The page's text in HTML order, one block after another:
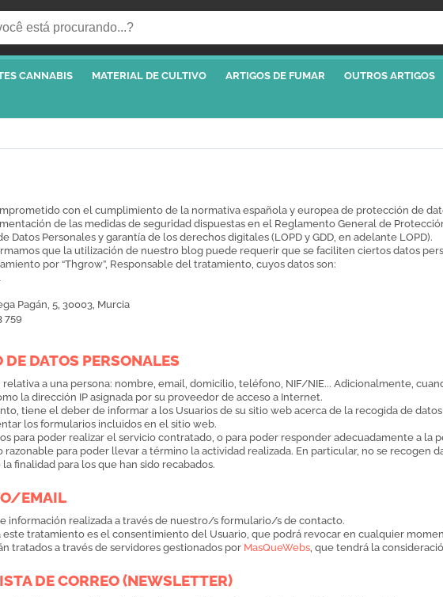
CANNABIS MATERIAL DE CULTIVO ARTIGOS DE FUMAR OUTROS ARTIGOS
con el cumplimiento de la normativa española y europea de protección de
de las medidas de seguridad dispuestas en el Reglamento General de
Datos Personales y garantía de los derechos digitales (LOPD y GDD, en adelante LOPD).
que la utilización de nuestro blog puede requerir que se faciliten ciertos datos
por “Thgrow”, Responsable del tratamiento, cuyos datos son:
Pagán, 5, 30003, Murcia
759
DATOS PERSONALES
a una persona: nombre, email, domicilio, teléfono, NIF/NIE... Adicionalmente,
la dirección IP asignada por su proveedor de acceso a Internet.
tiene el deber de informar a los Usuarios de su sitio web acerca de la recogida de
los formularios incluidos en el sitio web.
para poder realizar el servicio contratado, o para poder responder adecuadamente a la
para poder llevar a término la actividad realizada. En particular, no se
finalidad para los que han sido recabados.
EMAIL
información realizada a través de nuestro/s formulario/s de contacto.
tratamiento es el consentimiento del Usuario, que podrá revocar en cualquier
tratados a través de servidores gestionados por MasQueWebs, que tendrá la
DE CORREO (NEWSLETTER)